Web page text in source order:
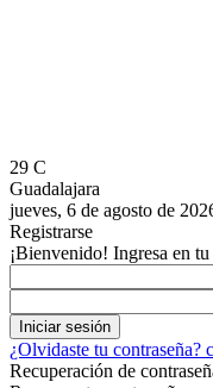
29 C
Guadalajara
jueves, 6 de agosto de
Registrarse
¡Bienvenido! Ingresa en tu
¿Olvidaste tu contraseña?
Recuperación de